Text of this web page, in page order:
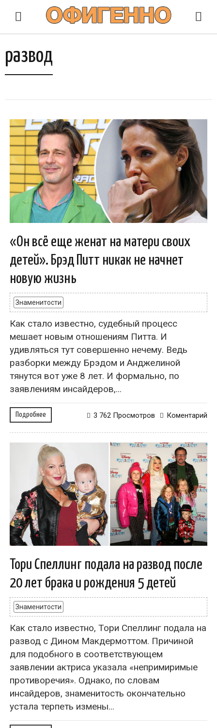
развод
«Он всё еще женат на матери своих
детей». Брэд Питт никак не начнет
новую жизнь
Знаменитости
Как стало известно, судебный процесс
мешает новым отношениям Питта. И
удивляться тут совершенно нечему. Ведь
разборки между Брэдом и Анджелиной
тянутся вот уже 8 лет. И формально, по
заявлениям инсайдеров,...
Подробнее Коментарий
3 762 Просмотров
Тори Спеллинг подала на развод после
20 лет брака и рождения 5 детей
Знаменитости
Как стало известно, Тори Спеллинг подала на
развод с Дином Макдермоттом. Причиной
для подобного в соответствующем
заявлении актриса указала «непримиримые
противоречия». Однако, по словам
инсайдеров, знаменитость окончательно
устала терпеть измены...